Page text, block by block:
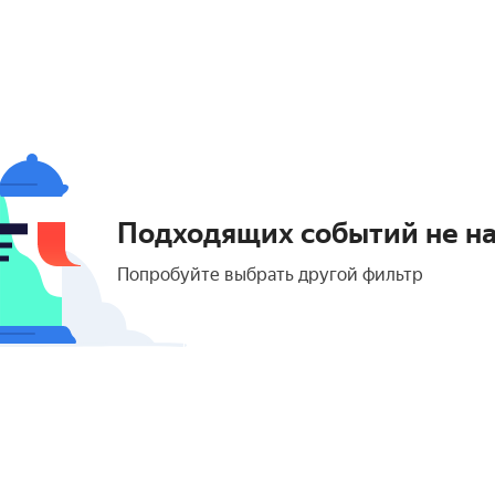
Подходящих событий не
Попробуйте выбрать другой фильтр